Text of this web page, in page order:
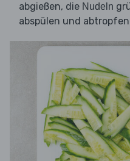
abgießen, die Nudeln
abspülen und abtropfen